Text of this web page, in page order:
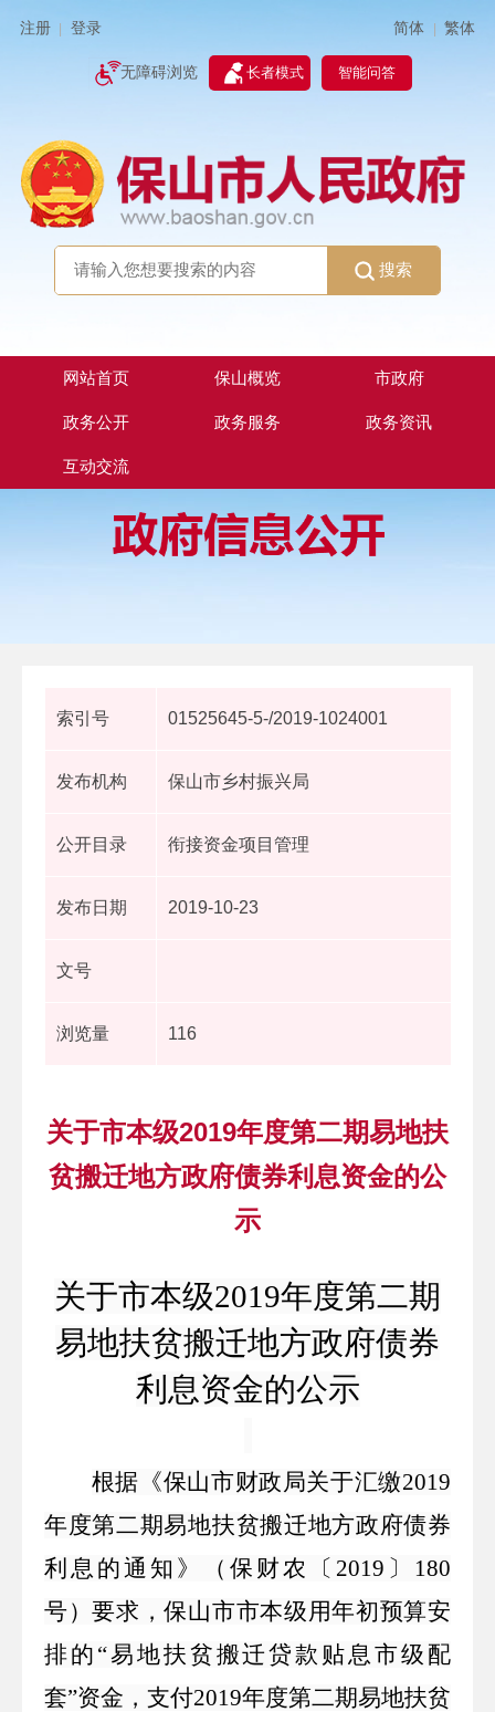
注册 登录 简体 | 繁体
无障碍浏览 长者模式 智能问答
搜索
网站首页 保山概览 市政府
政务公开 政务服务 政务资讯
互动交流
索引号 01525645-5-/2019-1024001
发布机构 保山市乡村振兴局
公开目录 衔接资金项目管理
发布日期 2019-10-23
文号
浏览量 116
关于市本级2019年度第二期易地扶
贫搬迁地方政府债券利息资金的公
示
关于市本级2019年度第二期
易地扶贫搬迁地方政府债券
利息资金的公示
根据《保山市财政局关于汇缴2019
年度第二期易地扶贫搬迁地方政府债券
利息 的通知》（ 保 财农〔 2019 〕 180
号）要求 ，保山市市本级用年初预算安
排的 “易地扶贫搬迁贷款贴息市级配
套”资金，支付2019年度第二期易地扶贫